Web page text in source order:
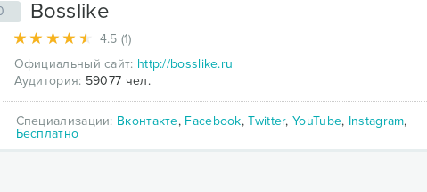
Bosslike
4.5 (1)
Официальный сайт: http://bosslike.ru
Аудитория: 59077 чел.
Специализации: Вконтакте, Facebook,Twitter,YouTube, Instagram,
Бесплатно